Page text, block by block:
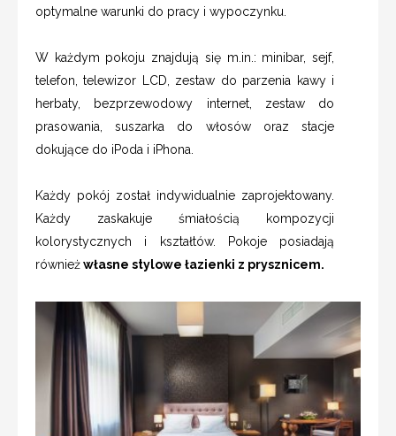
optymalne warunki do pracy i wypoczynku.
W każdym pokoju znajdują się m.in.: minibar, sejf,
telefon, telewizor LCD, zestaw do parzenia kawy i
herbaty, bezprzewodowy internet, zestaw do
prasowania, suszarka do włosów oraz stacje
dokujące do iPoda i iPhona.
Każdy pokój został indywidualnie zaprojektowany.
Każdy zaskakuje śmiałością kompozycji
kolorystycznych i kształtów. Pokoje posiadają
równieżwłasne stylowe łazienki z prysznicem.